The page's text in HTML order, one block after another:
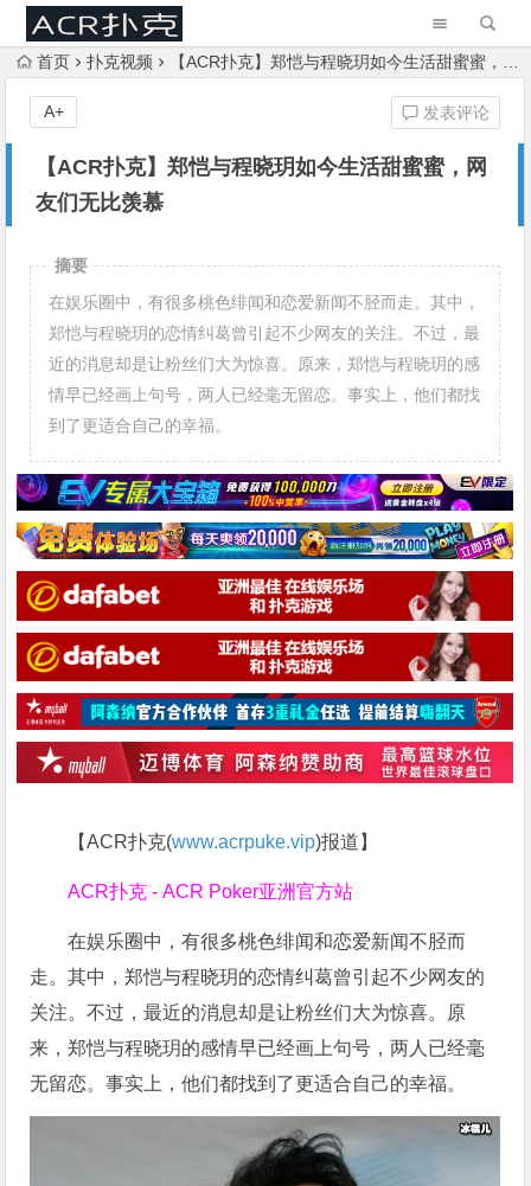
首页 扑克视频 【ACR扑克】郑恺与程晓玥如今生活甜蜜蜜，网友们无比羡慕
【ACR扑克】郑恺与程晓玥如今生活甜蜜蜜，网
友们无比羡慕
发表评论
A+
摘要
在娱乐圈中，有很多桃色绯闻和恋爱新闻不胫而走。其中，
郑恺与程晓玥的恋情纠葛曾引起不少网友的关注。不过，最
近的消息却是让粉丝们大为惊喜。原来，郑恺与程晓玥的感
情早已经画上句号，两人已经毫无留恋。事实上，他们都找
到了更适合自己的幸福。
【ACR扑克(www.acrpuke.vip)报道】
ACR扑克 - ACR Poker亚洲官方站
在娱乐圈中，有很多桃色绯闻和恋爱新闻不胫而
走。其中，郑恺与程晓玥的恋情纠葛曾引起不少网友的
关注。不过，最近的消息却是让粉丝们大为惊喜。原
来，郑恺与程晓玥的感情早已经画上句号，两人已经毫
无留恋。事实上，他们都找到了更适合自己的幸福。